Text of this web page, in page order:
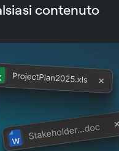
contenuto